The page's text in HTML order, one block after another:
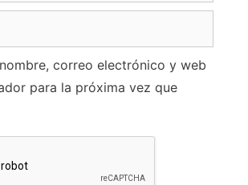
correo electrónico y web
para la próxima vez que